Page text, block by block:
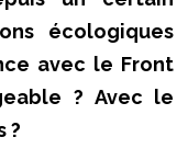
écologiques
avec le Front
? Avec le
?